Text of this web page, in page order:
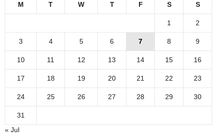
M T W T F S S
1 2
3 4 5 6 7 8 9
10 11 12 13 14 15 16
17 18 19 20 21 22 23
24 25 26 27 28 29 30
31
« Jul